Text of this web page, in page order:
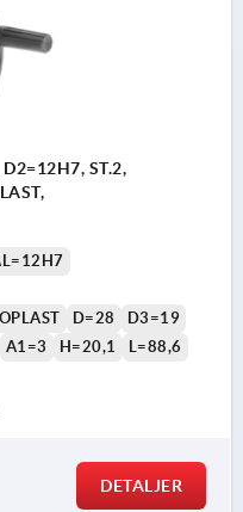
ST.2,
D=28
D3=19
A1=3 H=20,1
L=88,6
DETALJER